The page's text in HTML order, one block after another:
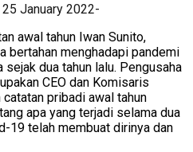
25 January 2022
awal tahun Iwan Sunito,
bertahan menghadapi pandemi
dua tahun lalu. Pengusaha
CEO dan Komisaris
pribadi awal tahun
apa yang terjadi selama dua
19 telah membuat dirinya dan